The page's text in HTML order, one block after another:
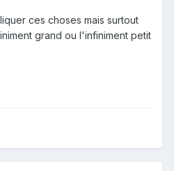
ces choses mais surtout
grand ou l'infiniment petit